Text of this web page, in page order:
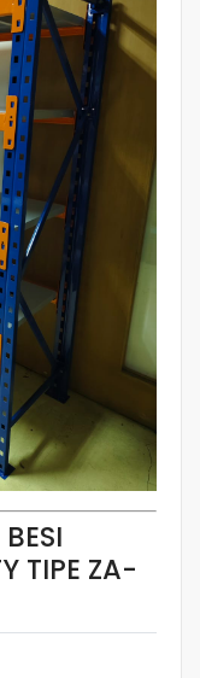
TIPE ZA-